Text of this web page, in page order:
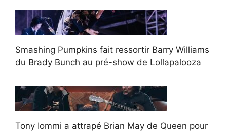
Smashing Pumpkins fait ressortir Barry Williams
du Brady Bunch au pré-show de Lollapalooza
Tony Iommi a attrapé Brian May de Queen pour